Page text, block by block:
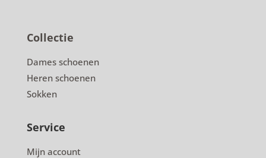
Collectie
Dames schoenen
Heren schoenen
Sokken
Service
Mijn account